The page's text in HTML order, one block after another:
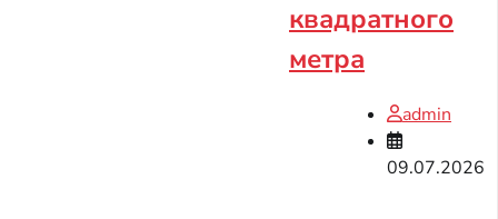
квадратного
метра
admin
09.07.2026